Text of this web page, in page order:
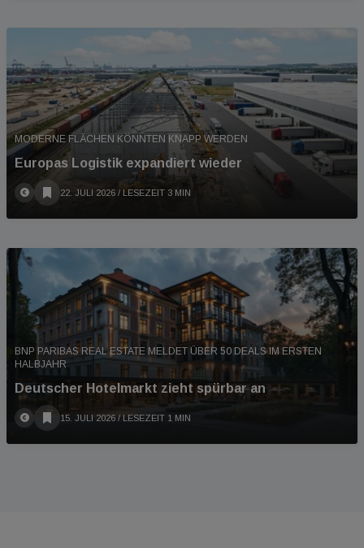
MODERNE FLÄCHEN KÖNNTEN KNAPP WERDEN
Europas Logistik expandiert wieder
22. JULI 2026 / LESEZEIT 3 MIN
BNP PARIBAS REAL ESTATE MELDET ÜBER 50 DEALS IM ERSTEN
HALBJAHR
Deutscher Hotelmarkt zieht spürbar an
15. JULI 2026 / LESEZEIT 1 MIN